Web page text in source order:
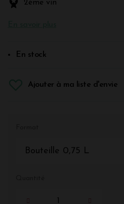
2ème vin
En stock
Ajouter à ma liste d'envie
Bouteille 0,75 L